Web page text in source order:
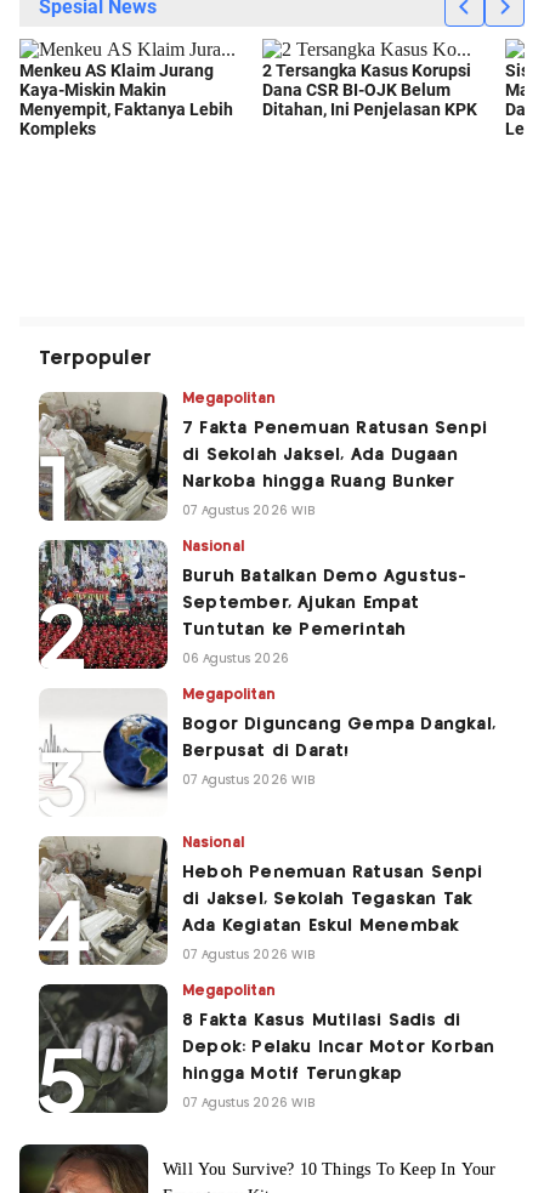
Terpopuler
Megapolitan
7 Fakta Penemuan Ratusan Senpi
di Sekolah Jaksel, Ada Dugaan
Narkoba hingga Ruang Bunker
07 Agustus 2026 WIB
Nasional
Buruh Batalkan Demo Agustus-
September, Ajukan Empat
Tuntutan ke Pemerintah
06 Agustus 2026
Megapolitan
Bogor Diguncang Gempa Dangkal,
Berpusat di Darat!
07 Agustus 2026 WIB
Nasional
Heboh Penemuan Ratusan Senpi
di Jaksel, Sekolah Tegaskan Tak
Ada Kegiatan Eskul Menembak
07 Agustus 2026 WIB
Megapolitan
8 Fakta Kasus Mutilasi Sadis di
Depok: Pelaku Incar Motor Korban
hingga Motif Terungkap
07 Agustus 2026 WIB